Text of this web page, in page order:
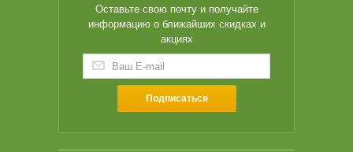
Оставьте свою почту и получайте
информацию о ближайших скидках и
акциях
Подписаться